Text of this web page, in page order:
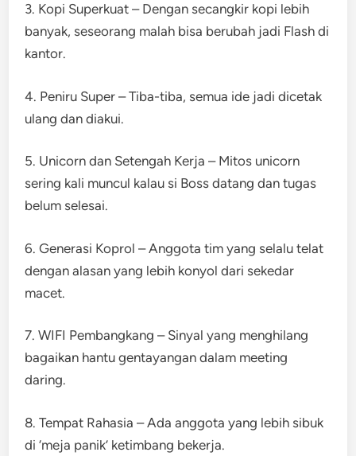
3. Kopi Superkuat – Dengan secangkir kopi lebih
banyak, seseorang malah bisa berubah jadi Flash di
kantor.
4. Peniru Super – Tiba-tiba, semua ide jadi dicetak
ulang dan diakui.
5. Unicorn dan Setengah Kerja – Mitos unicorn
sering kali muncul kalau si Boss datang dan tugas
belum selesai.
6. Generasi Koprol – Anggota tim yang selalu telat
dengan alasan yang lebih konyol dari sekedar
macet.
7. WIFI Pembangkang – Sinyal yang menghilang
bagaikan hantu gentayangan dalam meeting
daring.
8. Tempat Rahasia – Ada anggota yang lebih sibuk
di ‘meja panik’ ketimbang bekerja.